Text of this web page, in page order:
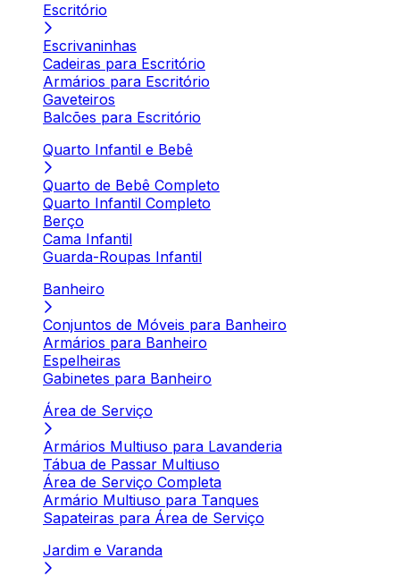
Escritório
Escrivaninhas
Cadeiras para Escritório
Armários para Escritório
Gaveteiros
Balcões para Escritório
Quarto Infantil e Bebê
Quarto de Bebê Completo
Quarto Infantil Completo
Berço
Cama Infantil
Guarda-Roupas Infantil
Banheiro
Conjuntos de Móveis para Banheiro
Armários para Banheiro
Espelheiras
Gabinetes para Banheiro
Área de Serviço
Armários Multiuso para Lavanderia
Tábua de Passar Multiuso
Área de Serviço Completa
Armário Multiuso para Tanques
Sapateiras para Área de Serviço
Jardim e Varanda